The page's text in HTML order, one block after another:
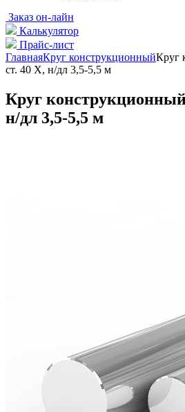
Заказ он-лайн
Калькулятор
Прайс-лист
ГлавнаяКруг конструкционныйКруг
ст. 40 Х, н/дл 3,5-5,5 м
Круг
н/дл 3,5-5,5 м